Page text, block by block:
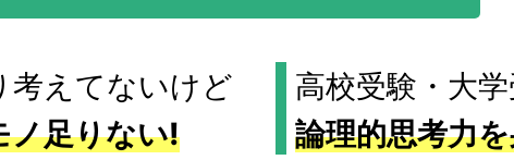
考えてないけど
ノ足りない!
高校受験・大
論理的思考力